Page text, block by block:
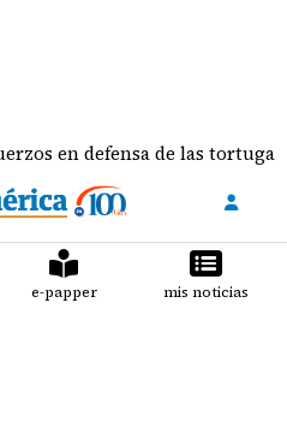
de las tortugas marinas
e-papper mis noticias